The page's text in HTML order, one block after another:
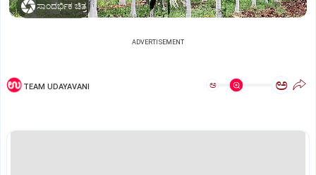
ಸಾಂದರ್ಭಿಕ ಚಿತ್ರ
ADVERTISEMENT
TEAM UDAYAVANI ಅ ಅ